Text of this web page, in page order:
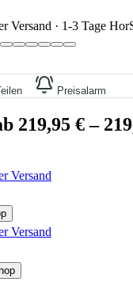
Versand · 1-3 Tage
Preisalarm
219,95 €–
Versand
Versand